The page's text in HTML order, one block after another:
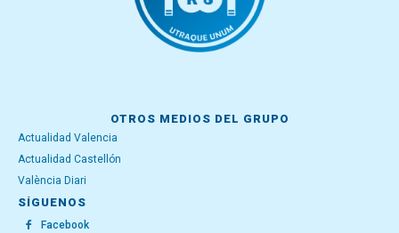
OTROS MEDIOS DEL GRUPO
Actualidad Valencia
Actualidad Castellón
València Diari
SÍGUENOS
Facebook